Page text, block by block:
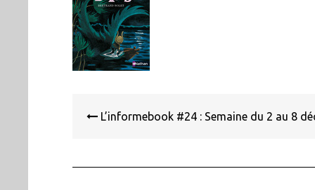
de
L’informebook #24 : Semaine du 2 au 8